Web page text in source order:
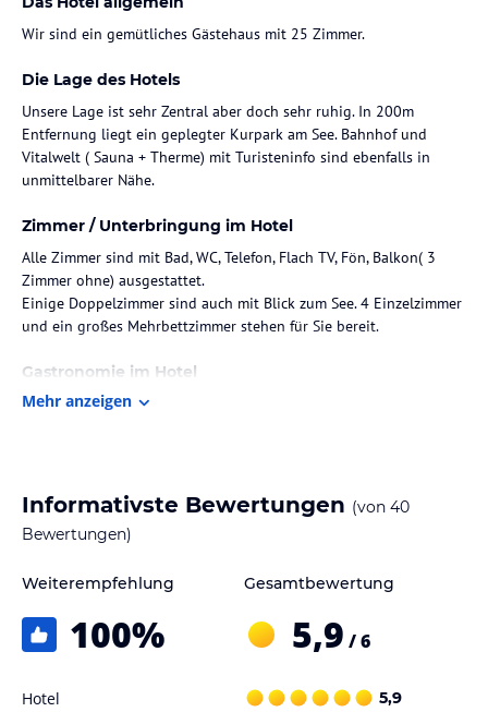
Wir sind ein gemütliches Gästehaus mit 25 Zimmer.
Die Lage des Hotels
Unsere Lage ist sehr Zentral aber doch sehr ruhig. In 200m
Entfernung liegt ein geplegter Kurpark am See. Bahnhof und
Vitalwelt ( Sauna + Therme) mit Turisteninfo sind ebenfalls in
unmittelbarer Nähe.
Zimmer / Unterbringung im Hotel
Alle Zimmer sind mit Bad, WC, Telefon, Flach TV, Fön, Balkon( 3
Zimmer ohne) ausgestattet.
Einige Doppelzimmer sind auch mit Blick zum See. 4 Einzelzimmer
und ein großes Mehrbettzimmer stehen für Sie bereit.
Gastronomie im Hotel
Wir bieten ein reichhaltiges Frühstücksbuffet.
schöne Umgebung zu erkunden.
ohne Gewähr und ohne Prüfung durch HolidayCheck. Bitte
lies vor der Buchung die verbindlichen
jeweiligen Veranstalters.
Mehr anzeigen
Informativste Bewertungen (von 40
Bewertungen)
Weiterempfehlung
100%
Gesamtbewertung
5,9 / 6
Hotel 5,9